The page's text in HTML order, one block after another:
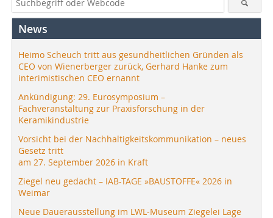
News
Heimo Scheuch tritt aus gesundheitlichen Gründen als
CEO von Wienerberger zurück, Gerhard Hanke zum
interimistischen CEO ernannt
Ankündigung: 29. Eurosymposium –
Fachveranstaltung zur Praxisforschung in der
Keramikindustrie
Vorsicht bei der Nachhaltigkeitskommunikation – neues
Gesetz tritt
am 27. September 2026 in Kraft
Ziegel neu gedacht – IAB-TAGE »BAUSTOFFE« 2026 in
Weimar
Neue Dauerausstellung im LWL-Museum Ziegelei Lage